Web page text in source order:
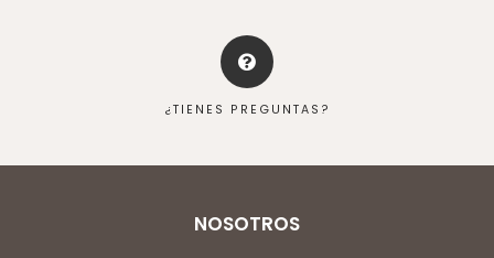
¿TIENES PREGUNTAS?
NOSOTROS